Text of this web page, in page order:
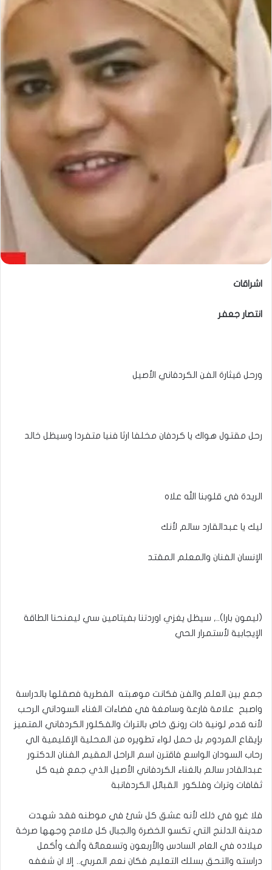
اشراقات
انتصار جعفر
ورحل قيثارة الفن الكردفاني الأصيل
رحل مقتول هواك يا كردفان مخلفا ارثا فنيا متفردا وسيظل خالد
الريدة في قلوبنا الله علاه
ليك يا عبدالقارد سالم لأنك
الإنسان الفنان والمعلم المقتد
(ليمون بارا).., سيظل يغزي اوردتنا بفيتامين سي ليمنحنا الطاقة
الإيجابية لأستمرار الحي
جمع بين العلم والفن فكانت موهبته الفطرية فصقلها بالدراسة
واصبح علامة فارعة وسامغة في فضاءات الغناء السوداني الرحب
لأنه قدم لونية ذات رونق خاص بالتراث والفكلور الكردفاني المتميز
بإيقاع المردوم بل حمل لواء تطويره من المحلية الإقليمية الي
رحاب السودان الواسع فاقترن اسم الراحل المقيم الفنان الدكتور
عبدالقادر سالم بالغناء الكردفاني الأصيل الذي جمع فيه كل
ثقافات وتراث وفلكور القبائل الكردفانبة
فلا غرو في ذلك لأنه عشق كل شئ في موطنه فقد شهدت
مدينة الدلنج التي تكسو الخضرة والجبال كل ملامح وجهها صرخة
ميلاده في العام السادس والأربعون وتسعمائة وألف وأكمل
دراسته والتحق بسلك التعليم فكان نعم المربي.. إلا ان شغفه